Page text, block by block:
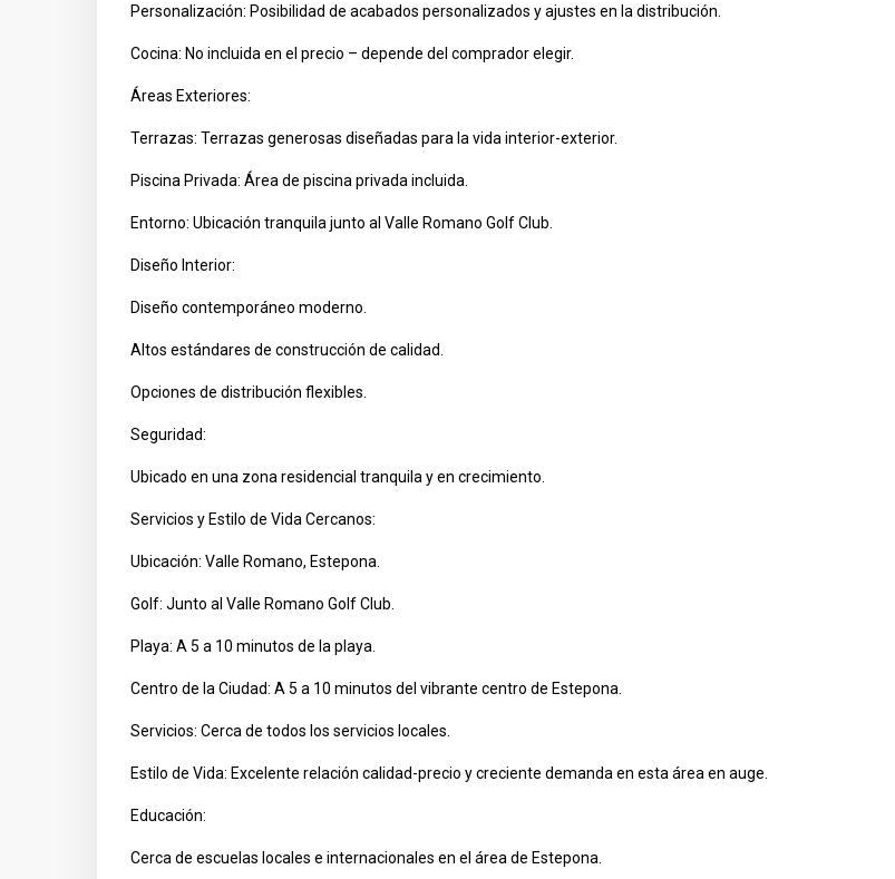
Personalización: Posibilidad de acabados personalizados y ajustes en la distribución.
Cocina: No incluida en el precio – depende del comprador elegir.
Áreas Exteriores:
Terrazas: Terrazas generosas diseñadas para la vida interior-exterior.
Piscina Privada: Área de piscina privada incluida.
Entorno: Ubicación tranquila junto al Valle Romano Golf Club.
Diseño Interior:
Diseño contemporáneo moderno.
Altos estándares de construcción de calidad.
Opciones de distribución flexibles.
Seguridad:
Ubicado en una zona residencial tranquila y en crecimiento.
Servicios y Estilo de Vida Cercanos:
Ubicación: Valle Romano, Estepona.
Golf: Junto al Valle Romano Golf Club.
Playa: A 5 a 10 minutos de la playa.
Centro de la Ciudad: A 5 a 10 minutos del vibrante centro de Estepona.
Servicios: Cerca de todos los servicios locales.
Estilo de Vida: Excelente relación calidad-precio y creciente demanda en esta área en auge.
Educación:
Cerca de escuelas locales e internacionales en el área de Estepona.